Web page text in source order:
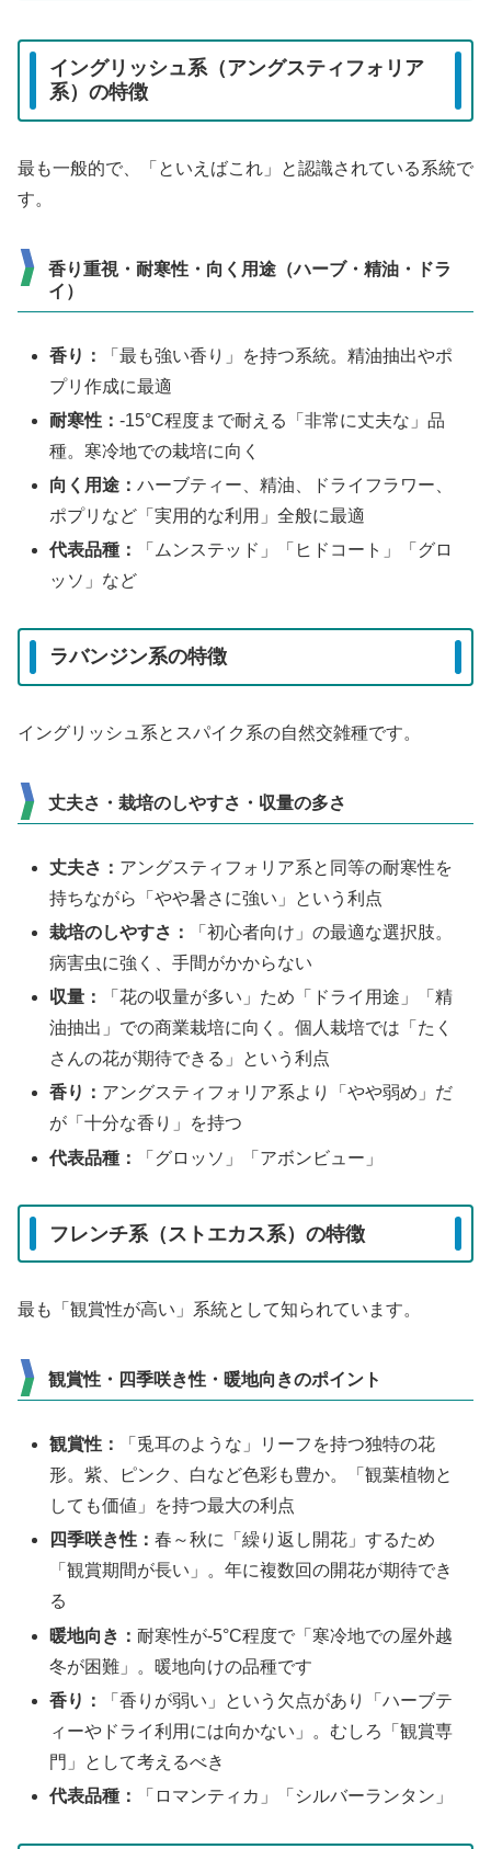
イングリッシュ系（アングスティフォリア
系）の特徴
最も一般的で、「といえばこれ」と認識されている系統で
す。
香り重視・耐寒性・向く用途（ハーブ・精油・ドラ
イ）
香り：
「最も強い香り」を持つ系統。精油抽出やポ
プリ作成に最適
耐寒性：-15°C程度まで耐える「非常に丈夫な」品
種。寒冷地での栽培に向く
向く用途：ハーブティー、精油、ドライフラワー、
ポプリなど「実用的な利用」全般に最適
代表品種：
「ムンステッド」「ヒドコート」「グロ
ッソ」など
ラバンジン系の特徴
イングリッシュ系とスパイク系の自然交雑種です。
丈夫さ・栽培のしやすさ・収量の多さ
丈夫さ： アングスティフォリア系と同等の耐寒性を
持ちながら「やや暑さに強い」という利点
栽培のしやすさ：
「初心者向け」の最適な選択肢。
病害虫に強く、手間がかからない
収量：
「花の収量が多い」ため「ドライ用途」「精
油抽出」での商業栽培に向く。個人栽培では「たく
さんの花が期待できる」という利点
香り： アングスティフォリア系より「やや弱め」だ
が「十分な香り」を持つ
代表品種：
「グロッソ」「アボンビュー」
フレンチ系（ストエカス系）の特徴
最も「観賞性が高い」系統として知られています。
観賞性・四季咲き性・暖地向きのポイント
観賞性：
「兎耳のような」リーフを持つ独特の花
形。紫、ピンク、白など色彩も豊か。「観葉植物と
しても価値」を持つ最大の利点
四季咲き性：春～秋に「繰り返し開花」するため
「観賞期間が長い」。年に複数回の開花が期待でき
る
暖地向き：耐寒性が-5°C程度で「寒冷地での屋外越
冬が困難」。暖地向けの品種です
香り：
「香りが弱い」という欠点があり「ハーブテ
ィーやドライ利用には向かない」。むしろ「観賞専
門」として考えるべき
代表品種：
「ロマンティカ」「シルバーランタン」